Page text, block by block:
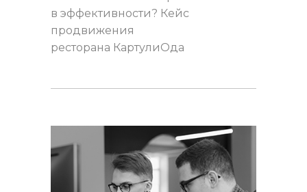
в эффективности? Кейс
продвижения
ресторана КартулиОда